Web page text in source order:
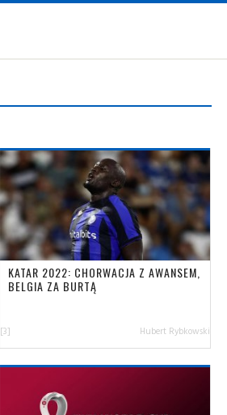
KATAR 2022: CHORWACJA Z AWANSEM,
BELGIA ZA BURTĄ
[3] Hubert Rybkowski